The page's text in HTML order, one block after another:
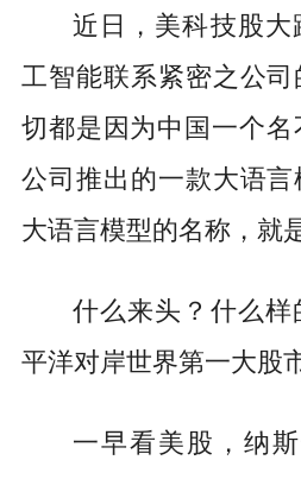
近日，美科技股大
工智能联系紧密之公
切都是因为中国一个
公司推出的一款大语
大语言模型的名称，就是
什么来头？什么
平洋对岸世界第一大股
一早看美股，纳